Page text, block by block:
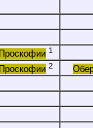
1
2